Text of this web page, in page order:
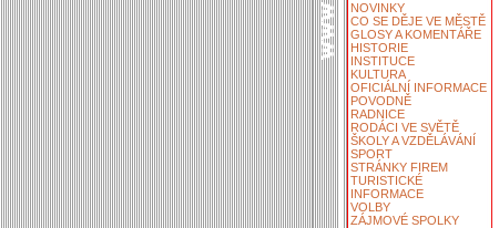
NOVINKY
CO SE DĚJE VE MĚSTĚ
GLOSY A KOMENTÁŘE
HISTORIE
INSTITUCE
KULTURA
OFICIÁLNÍ INFORMACE
POVODNĚ
RADNICE
RODÁCI VE SVĚTĚ
ŠKOLY A VZDĚLÁVÁNÍ
SPORT
STRÁNKY FIREM
TURISTICKÉ
INFORMACE
VOLBY
ZÁJMOVÉ SPOLKY